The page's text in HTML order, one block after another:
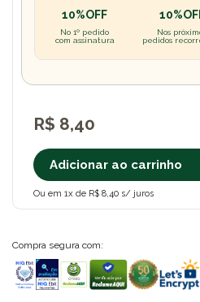
R$ 8,40
Adicionar ao carrinho
Ou em 1x de R$ 8,40 s/ juros
10%OFF
No 1º pedido
com assinatura
Nos
pedidos
Compra segura com: